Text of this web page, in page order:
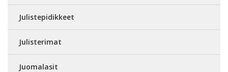
Julistepidikkeet
Julisterimat
Juomalasit